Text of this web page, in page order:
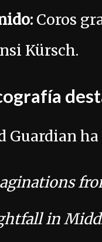
Coros
Kürsch.
Guardian ha
in